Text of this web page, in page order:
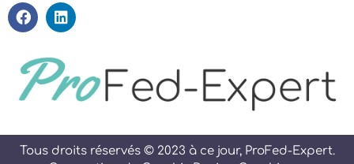
Tous droits réservés © 2023 à ce jour, ProFed-Expert.